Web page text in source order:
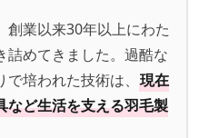
創業以来30年以上にわた
詰めてきました。過酷な
培われた技術は、 現在
など生活を支える羽毛製